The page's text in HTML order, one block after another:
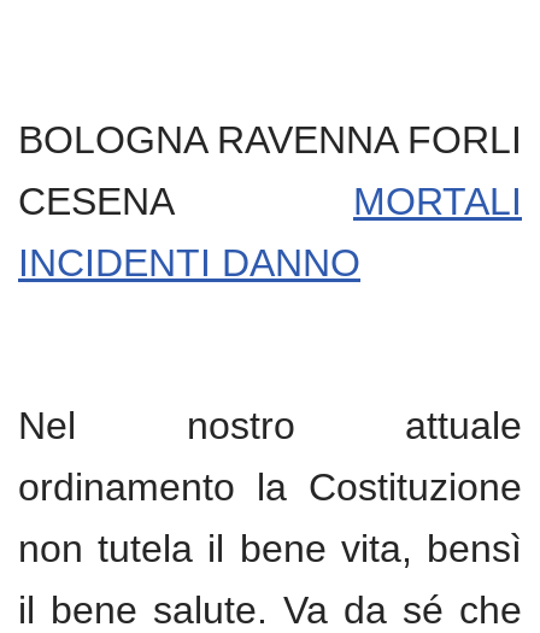
BOLOGNA RAVENNA FORLI
CESENA MORTALI
INCIDENTI DANNO
Nel nostro attuale
ordinamento la Costituzione
non tutela il bene vita, bensì
il bene salute. Va da sé che